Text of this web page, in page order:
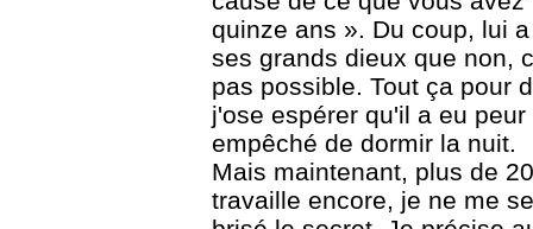
quinze ans ». Du coup, lui
ses grands dieux que non,
pas possible. Tout ça pour
j'ose espérer qu'il a eu
empêché de dormir la nuit.
Mais maintenant, plus de
travaille encore, je ne me